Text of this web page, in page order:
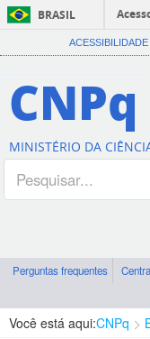
BRASIL
ACESSIBILIDADE
CNPq
MINISTÉRIO DA
Perguntas frequentes
Você está aqui:CNPq